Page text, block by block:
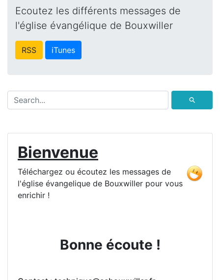
Ecoutez les différents messages de
l'église évangélique de Bouxwiller
RSS iTunes
⚲
Bienvenue
Téléchargez ou écoutez les messages de
l'église évangelique de Bouxwiller pour vous
enrichir !
Bonne écoute !